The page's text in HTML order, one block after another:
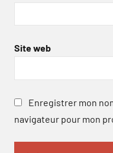
Site web
Enregistrer mon
navigateur pour mon